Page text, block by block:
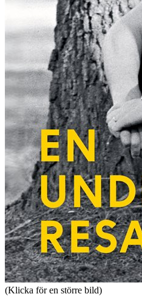
(Klicka för en större bild)